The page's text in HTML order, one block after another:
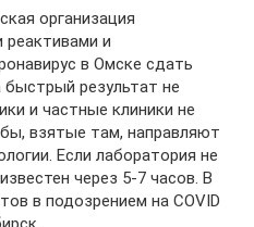
организация
реактивами и
в Омске сдать
результат не
и частные клиники не
взятые там, направляют
Если лаборатория не
через 5-7 часов. В
в подозрением на COVID